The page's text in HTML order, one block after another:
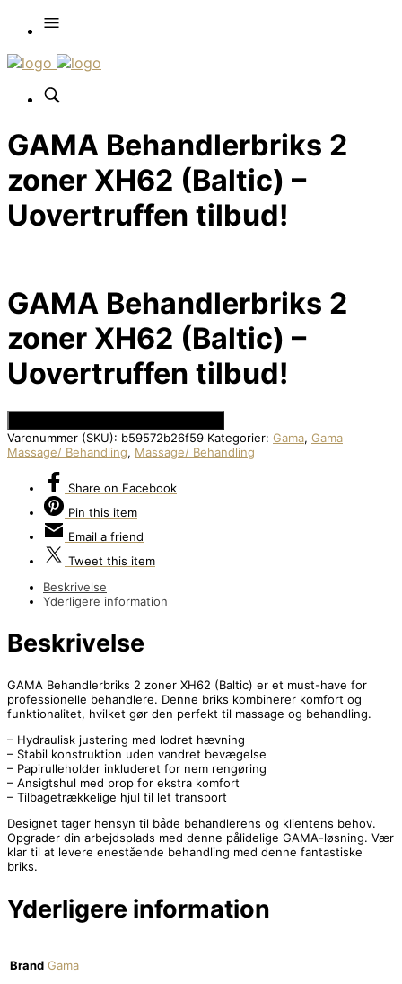
GAMA Behandlerbriks 2
zoner XH62 (Baltic) –
Uovertruffen tilbud!
GAMA Behandlerbriks 2
zoner XH62 (Baltic) –
Uovertruffen tilbud!
Varenummer (SKU): b59572b26f59 Kategorier: Gama, Gama
Massage/ Behandling, Massage/ Behandling
Share on Facebook
Pin this item
Email a friend
Tweet this item
Beskrivelse
Yderligere information
Beskrivelse
GAMA Behandlerbriks 2 zoner XH62 (Baltic) er et must-have for
professionelle behandlere. Denne briks kombinerer komfort og
funktionalitet, hvilket gør den perfekt til massage og behandling.
– Hydraulisk justering med lodret hævning
– Stabil konstruktion uden vandret bevægelse
– Papirulleholder inkluderet for nem rengøring
– Ansigtshul med prop for ekstra komfort
– Tilbagetrækkelige hjul til let transport
Designet tager hensyn til både behandlerens og klientens behov.
Opgrader din arbejdsplads med denne pålidelige GAMA-løsning. Vær
klar til at levere enestående behandling med denne fantastiske
briks.
Yderligere information
Brand Gama